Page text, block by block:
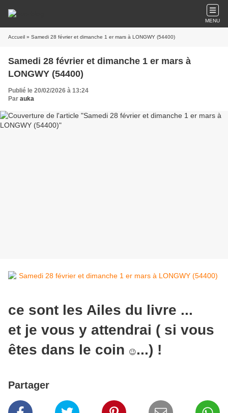
MENU
Accueil » Samedi 28 février et dimanche 1 er mars à LONGWY (54400)
Samedi 28 février et dimanche 1 er mars à
LONGWY (54400)
Publié le 20/02/2026 à 13:24
Par auka
ce sont les Ailes du livre ...
et je vous y attendrai ( si vous
êtes dans le coin
😉...) !
Partager